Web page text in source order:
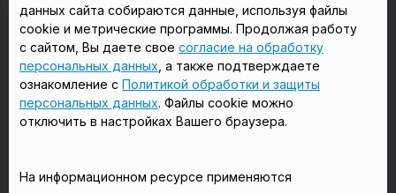
в Сергиевом Посаде в Люберцах
в Красногорске
в Домодедово в Щёлково
Мы в соцсетях
данных сайта собираются данные, используя файлы
cookie и метрические программы. Продолжая работу
с сайтом, Вы даете свое согласие на обработку
персональных данных , а также подтверждаете
ознакомление с Политикой обработки и защиты
персональных данных. Файлы cookie можно
отключить в настройках Вашего браузера.
На информационном ресурсе применяются